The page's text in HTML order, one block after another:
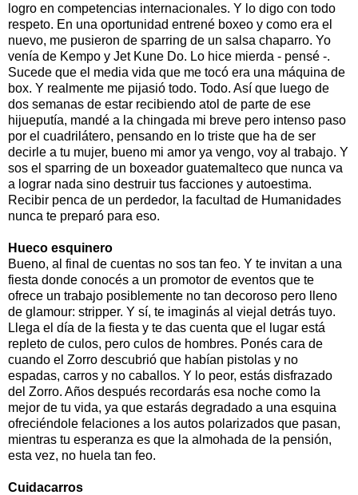
logro en competencias internacionales. Y lo digo con todo
respeto. En una oportunidad entrené boxeo y como era el
nuevo, me pusieron de sparring de un salsa chaparro. Yo
venía de Kempo y Jet Kune Do. Lo hice mierda - pensé -.
Sucede que el media vida que me tocó era una máquina de
box. Y realmente me pijasió todo. Todo. Así que luego de
dos semanas de estar recibiendo atol de parte de ese
hijueputía, mandé a la chingada mi breve pero intenso paso
por el cuadrilátero, pensando en lo triste que ha de ser
decirle a tu mujer, bueno mi amor ya vengo, voy al trabajo. Y
sos el sparring de un boxeador guatemalteco que nunca va
a lograr nada sino destruir tus facciones y autoestima.
Recibir penca de un perdedor, la facultad de Humanidades
nunca te preparó para eso.
Hueco esquinero
Bueno, al final de cuentas no sos tan feo. Y te invitan a una
fiesta donde conocés a un promotor de eventos que te
ofrece un trabajo posiblemente no tan decoroso pero lleno
de glamour: stripper. Y sí, te imaginás al viejal detrás tuyo.
Llega el día de la fiesta y te das cuenta que el lugar está
repleto de culos, pero culos de hombres. Ponés cara de
cuando el Zorro descubrió que habían pistolas y no
espadas, carros y no caballos. Y lo peor, estás disfrazado
del Zorro. Años después recordarás esa noche como la
mejor de tu vida, ya que estarás degradado a una esquina
ofreciéndole felaciones a los autos polarizados que pasan,
mientras tu esperanza es que la almohada de la pensión,
esta vez, no huela tan feo.
Cuidacarros